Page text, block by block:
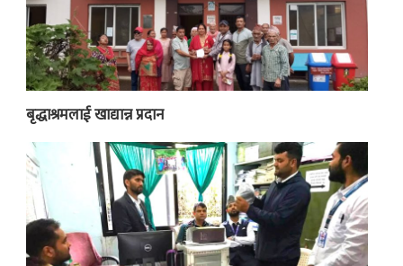
बृद्धाश्रमलाई खाद्यान्न प्रदान